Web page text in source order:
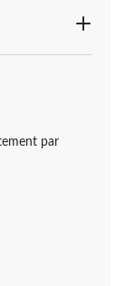
par